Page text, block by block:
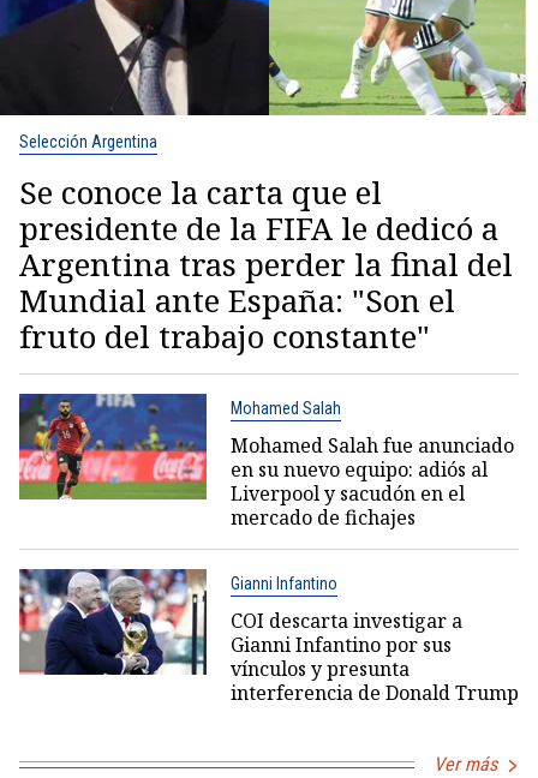
Selección Argentina
Se conoce la carta que el
presidente de la FIFA le dedicó a
Argentina tras perder la final del
Mundial ante España: "Son el
fruto del trabajo constante"
Mohamed Salah
Mohamed Salah fue anunciado
en su nuevo equipo: adiós al
Liverpool y sacudón en el
mercado de fichajes
Gianni Infantino
COI descarta investigar a
Gianni Infantino por sus
vínculos y presunta
interferencia de Donald Trump
Ver más